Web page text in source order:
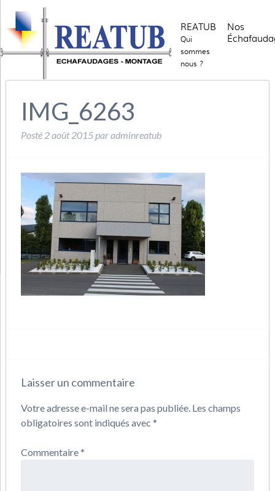
REATUB
Qui
sommes
nous ?
Nos
IMG_6263
Posté 2 août 2015paradminreatub
Laisser un commentaire
Votre adresse e-mail ne sera pas publiée. Les champs
obligatoires sont indiqués avec *
Commentaire*